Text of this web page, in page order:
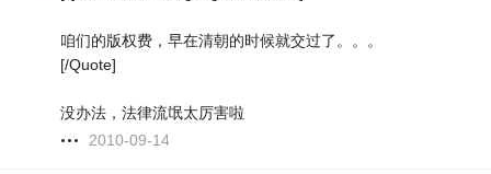
咱们的版权费，早在清朝的时候就交过了。。。
[/Quote]
没办法，法律流氓太厉害啦
2010-09-14